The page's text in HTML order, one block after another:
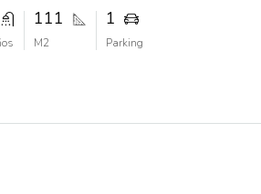
111
M2
1
Parking